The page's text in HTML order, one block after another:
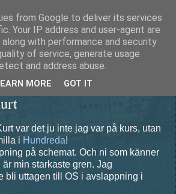
Diesel
var det ju inte jag var på kurs, utan
i Hundreda!
på schemat. Och ni som känner
min starkaste gren. Jag
bli uttagen till OS i avslappning i
from Google to deliver its services
Your IP address and user-agent are
with performance and security
of service, generate usage
and address abuse.
MORE GOT IT